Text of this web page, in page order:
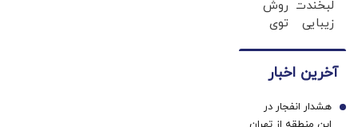
پزشکی
با پک
خانگی
30روز
با کرم
لبخندت
زیبایی
ژل
دندان
روش
توی
زیبایی
برگردون
آخرین اخبار
هشدار انفجار در
1